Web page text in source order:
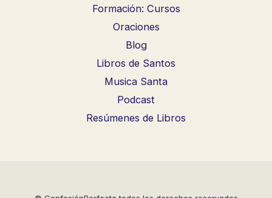
Formación: Cursos
Oraciones
Blog
Libros de Santos
Musica Santa
Podcast
Resúmenes de Libros